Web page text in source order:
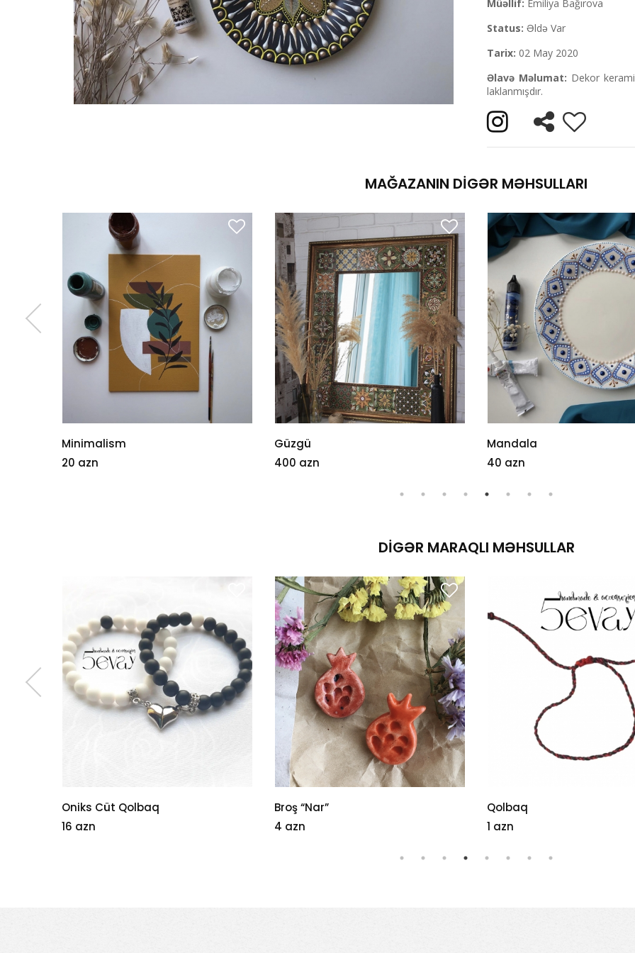
Müəllif: Emiliya Bağırova
Status: Əldə Var
Tarix: 02 May 2020
Əlavə Məlumat: Dekor
laklanmışdır.
MAĞAZANIN DIGƏR MƏHSULLARI
Minimalism
20 azn
Güzgü
400 azn
Mandala
40 azn
DIGƏR MARAQLI MƏHSULLAR
Broş “Nar”
4 azn
Qolbaq
1 azn
Dibçək
25 azn